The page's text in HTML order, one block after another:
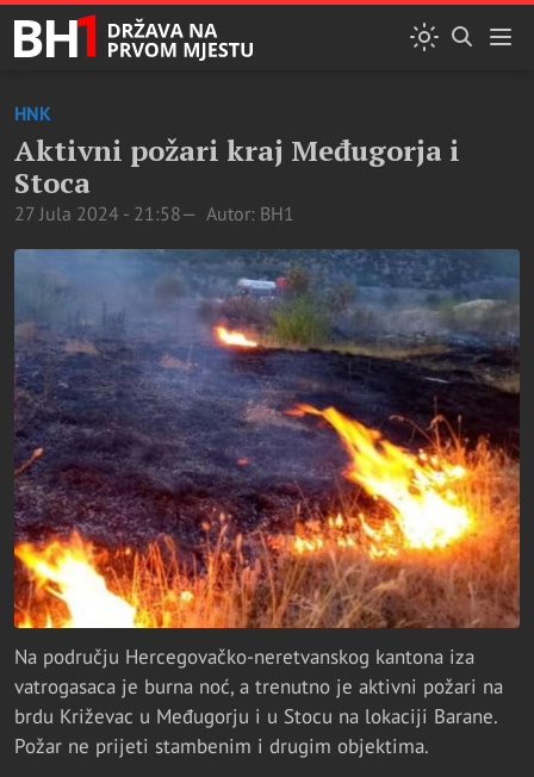
HNK
Aktivni požari kraj Međugorja i
Stoca
27 Jula 2024 - 21:58 Autor: BH1
Na području Hercegovačko-neretvanskog kantona iza
vatrogasaca je burna noć, a trenutno je aktivni požari na
brdu Križevac u Međugorju i u Stocu na lokaciji Barane.
Požar ne prijeti stambenim i drugim objektima.